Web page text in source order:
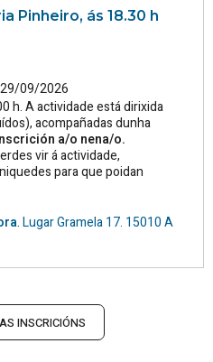
Pinheiro, ás 18.30 h
29/09/2026
h. A actividade está dirixida
acompañadas dunha
a/o nena/o.
vir á actividade,
para que poidan
.Lugar Gramela 17. 15010A
INSCRICIÓNS